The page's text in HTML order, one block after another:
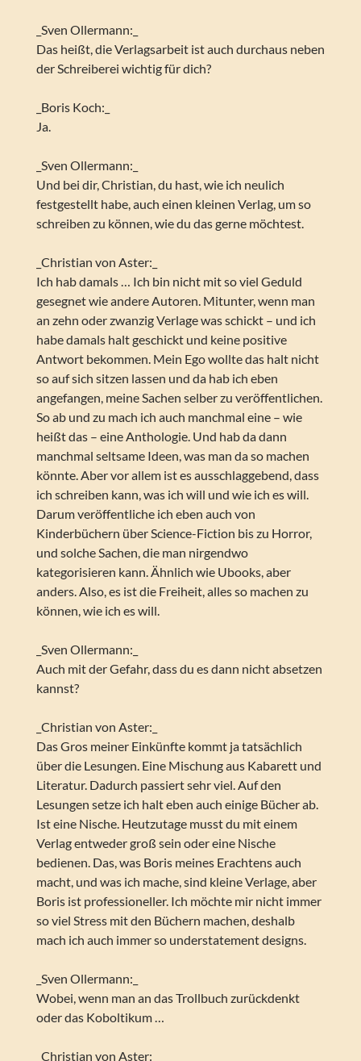
_Sven Ollermann:_
Das heißt, die Verlagsarbeit ist auch durchaus neben
der Schreiberei wichtig für dich?
_Boris Koch:_
Ja.
_Sven Ollermann:_
Und bei dir, Christian, du hast, wie ich neulich
festgestellt habe, auch einen kleinen Verlag, um so
schreiben zu können, wie du das gerne möchtest.
_Christian von Aster:_
Ich hab damals … Ich bin nicht mit so viel Geduld
gesegnet wie andere Autoren. Mitunter, wenn man
an zehn oder zwanzig Verlage was schickt – und ich
habe damals halt geschickt und keine positive
Antwort bekommen. Mein Ego wollte das halt nicht
so auf sich sitzen lassen und da hab ich eben
angefangen, meine Sachen selber zu veröffentlichen.
So ab und zu mach ich auch manchmal eine – wie
heißt das – eine Anthologie. Und hab da dann
manchmal seltsame Ideen, was man da so machen
könnte. Aber vor allem ist es ausschlaggebend, dass
ich schreiben kann, was ich will und wie ich es will.
Darum veröffentliche ich eben auch von
Kinderbüchern über Science-Fiction bis zu Horror,
und solche Sachen, die man nirgendwo
kategorisieren kann. Ähnlich wie Ubooks, aber
anders. Also, es ist die Freiheit, alles so machen zu
können, wie ich es will.
_Sven Ollermann:_
Auch mit der Gefahr, dass du es dann nicht absetzen
kannst?
_Christian von Aster:_
Das Gros meiner Einkünfte kommt ja tatsächlich
über die Lesungen. Eine Mischung aus Kabarett und
Literatur. Dadurch passiert sehr viel. Auf den
Lesungen setze ich halt eben auch einige Bücher ab.
Ist eine Nische. Heutzutage musst du mit einem
Verlag entweder groß sein oder eine Nische
bedienen. Das, was Boris meines Erachtens auch
macht, und was ich mache, sind kleine Verlage, aber
Boris ist professioneller. Ich möchte mir nicht immer
so viel Stress mit den Büchern machen, deshalb
mach ich auch immer so understatement designs.
_Sven Ollermann:_
Wobei, wenn man an das Trollbuch zurückdenkt
oder das Koboltikum …
_Christian von Aster:_